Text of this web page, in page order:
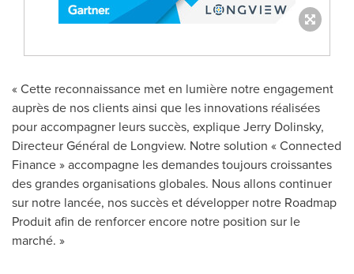
« Cette reconnaissance met en lumière notre engagement
auprès de nos clients ainsi que les innovations réalisées
pour accompagner leurs succès, expliqueJerry Dolinsky,
Directeur Général de Longview. Notre solution « Connected
Finance » accompagne les demandes toujours croissantes
des grandes organisations globales. Nous allons continuer
sur notre lancée, nos succès et développer notre Roadmap
Produit afin de renforcer encore notre position sur le
marché. »